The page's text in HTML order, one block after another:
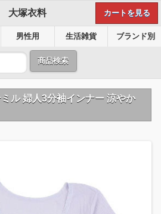
大塚衣料 カートを見る
男性用 生活雑貨 ブランド別
商品検索
ル 婦人3分袖インナー 涼やか